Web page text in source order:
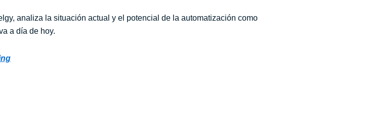
analiza la situación actual y el potencial de la automatización como
a día de hoy.